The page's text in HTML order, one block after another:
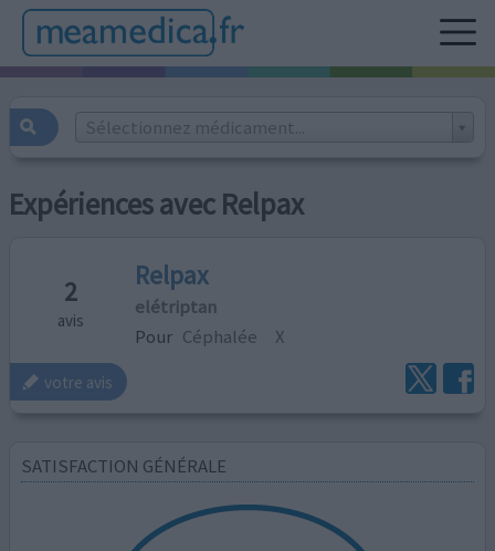
Sélectionnez médicament...
Expériences avec Relpax
2
avis
Relpax
elétriptan
Pour Céphalée X
votre avis
SATISFACTION GÉNÉRALE